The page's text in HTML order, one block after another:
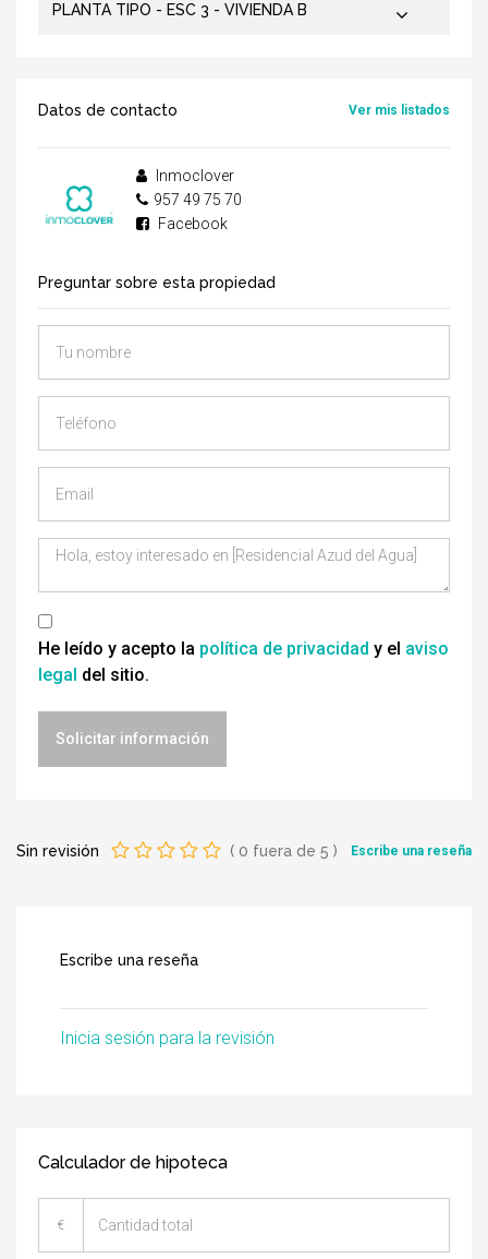
PLANTA TIPO - ESC 3 - VIVIENDA B
Datos de contacto Ver mis listados
Inmoclover
957 49 75 70
Facebook
Preguntar sobre esta propiedad
He leído y acepto la política de privacidad y el aviso
legal del sitio.
Solicitar información
Sin revisión ( 0 fuera de 5 ) Escribe una reseña
Escribe una reseña
Inicia sesión para la revisión
Calculador de hipoteca
€